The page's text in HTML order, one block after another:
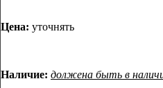
Цена: уточнять
Наличие: должена быть в